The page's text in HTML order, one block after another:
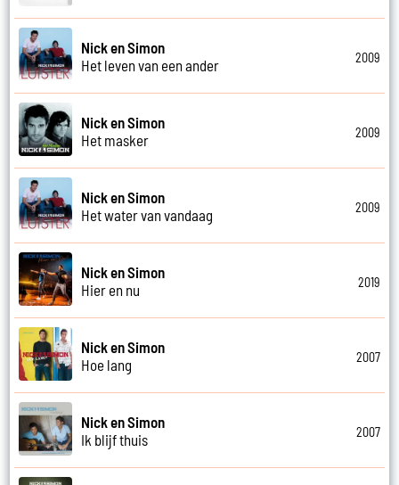
Nick en Simon
Het leven van een ander
2009
Nick en Simon
Het masker
2009
Nick en Simon
Het water van vandaag
2009
Nick en Simon
Hier en nu
2019
Nick en Simon
Hoe lang
2007
Nick en Simon
Ik blijf thuis
2007